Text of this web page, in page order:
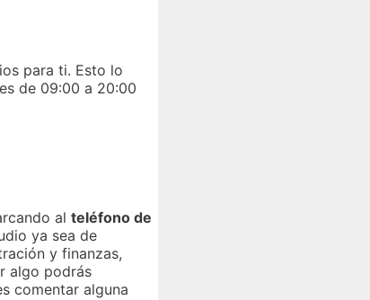
para ti. Esto lo
de 09:00 a 20:00
al teléfono de
ya sea de
y finanzas,
algo podrás
comentar alguna